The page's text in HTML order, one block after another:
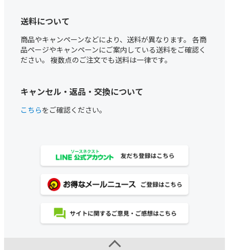
送料について
商品やキャンペーンなどにより、送料が異なります。 各商
品ページやキャンペーンにご案内している送料をご確認く
ださい。 複数点のご注文でも送料は一律です。
キャンセル・返品・交換について
こちらをご確認ください。